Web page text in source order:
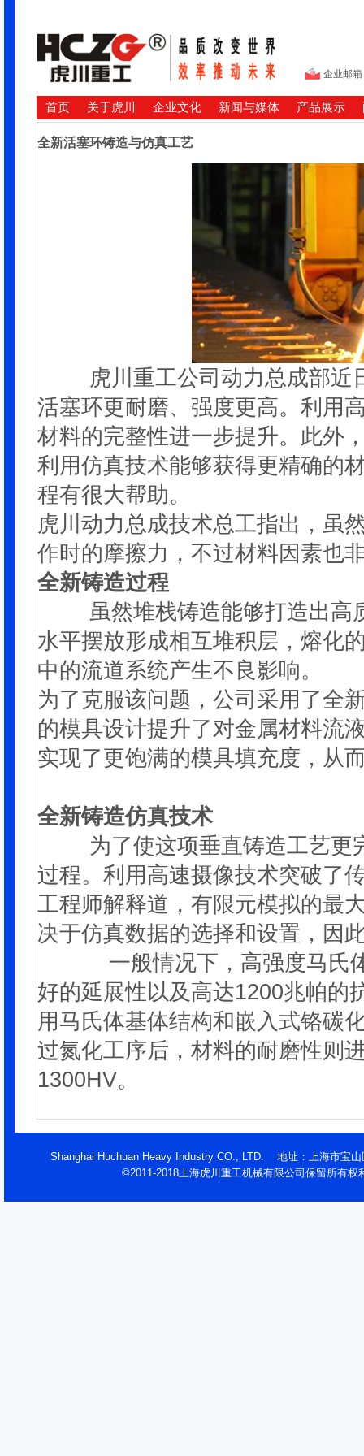
企业邮箱
首页 关于虎川 企业文化 新闻与媒体 产品展示
全新活塞环铸造与仿真工艺
虎川重工公司动力总成部近日
活塞环更耐磨、强度更高。利用
材料的完整性进一步提升。此外
利用仿真技术能够获得更精确的
程有很大帮助。
虎川动力总成技术总工指出，虽
作时的摩擦力，不过材料因素也
全新铸造过程
虽然堆栈铸造能够打造出高质
水平摆放形成相互堆积层，熔化
中的流道系统产生不良影响。
为了克服该问题，公司采用了全
的模具设计提升了对金属材料流
实现了更饱满的模具填充度，从
全新铸造仿真技术
为了使这项垂直铸造工艺更完
过程。利用高速摄像技术突破了
工程师解释道，有限元模拟的最
决于仿真数据的选择和设置，因
一般情况下，高强度马氏体
好的延展性以及高达1200兆帕的
用马氏体基体结构和嵌入式铬碳
过氮化工序后，材料的耐磨性则
1300HV。
Shanghai Huchuan Heavy Industry CO., LTD. 地址：上海市宝
©2011-2018上海虎川重工机械有限公司保留